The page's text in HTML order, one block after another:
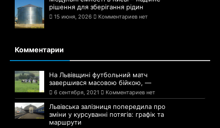
рішення для зберігання рідин
15 июня, 2026 Комментариев нет
Комментарии
На Львівщині футбольний матч
завершився масовою бійкою, —
6 сентября, 2021 Комментариев нет
Львівська залізниця попередила про
зміни у курсуванні потягів: графік та
маршрути